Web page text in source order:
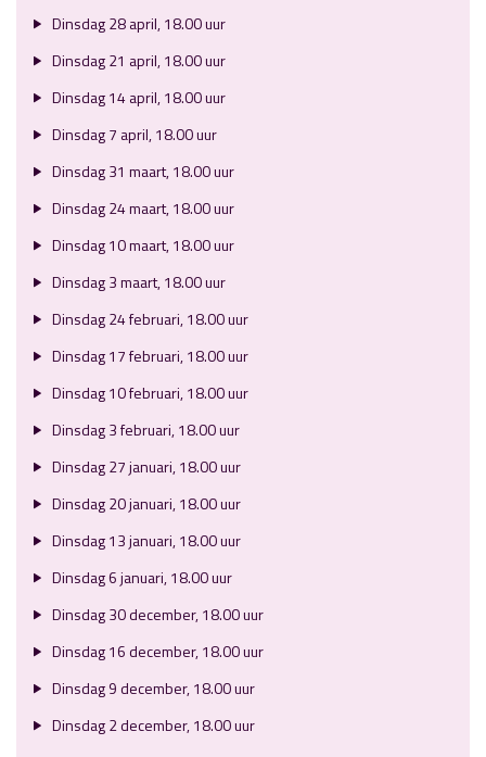
Dinsdag 28 april, 18.00 uur
Dinsdag 21 april, 18.00 uur
Dinsdag 14 april, 18.00 uur
Dinsdag 7 april, 18.00 uur
Dinsdag 31 maart, 18.00 uur
Dinsdag 24 maart, 18.00 uur
Dinsdag 10 maart, 18.00 uur
Dinsdag 3 maart, 18.00 uur
Dinsdag 24 februari, 18.00 uur
Dinsdag 17 februari, 18.00 uur
Dinsdag 10 februari, 18.00 uur
Dinsdag 3 februari, 18.00 uur
Dinsdag 27 januari, 18.00 uur
Dinsdag 20 januari, 18.00 uur
Dinsdag 13 januari, 18.00 uur
Dinsdag 6 januari, 18.00 uur
Dinsdag 30 december, 18.00 uur
Dinsdag 16 december, 18.00 uur
Dinsdag 9 december, 18.00 uur
Dinsdag 2 december, 18.00 uur